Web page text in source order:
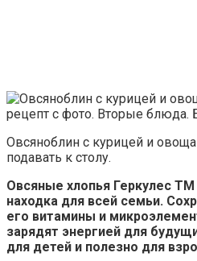
Овсяноблин с курицей и
подавать к столу.
Овсяные хлопья Геркулес
находка для всей семьи.
его витамины и
зарядят энергией для
для детей и полезно для